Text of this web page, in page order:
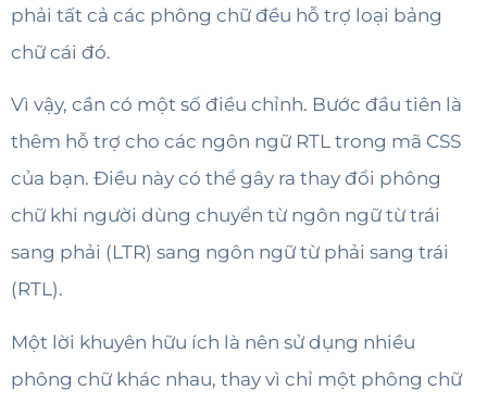
phải tất cả các phông chữ đều hỗ trợ loại bảng
chữ cái đó.
Vì vậy, cần có một số điều chỉnh. Bước đầu tiên là
thêm hỗ trợ cho các ngôn ngữ RTL trong mã CSS
của bạn. Điều này có thể gây ra thay đổi phông
chữ khi người dùng chuyển từ ngôn ngữ từ trái
sang phải (LTR) sang ngôn ngữ từ phải sang trái
(RTL).
Một lời khuyên hữu ích là nên sử dụng nhiều
phông chữ khác nhau, thay vì chỉ một phông chữ